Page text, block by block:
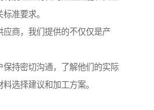
准要求。
应商，我们提供的不仅仅是产
保持密切沟通，了解他们的实际
选择建议和加工方案。